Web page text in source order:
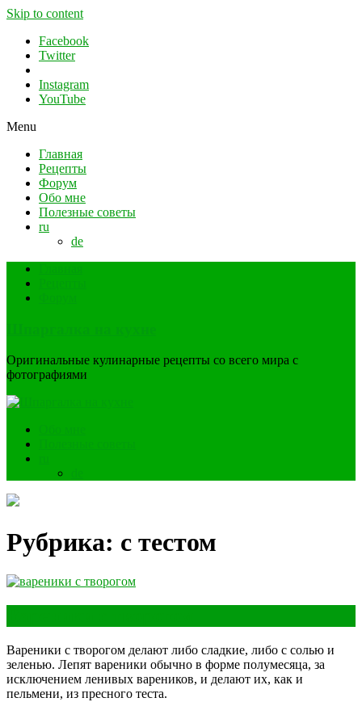
Skip to content
Facebook
Twitter
Instagram
YouTube
Menu
Главная
Рецепты
Форум
Обо мне
Полезные советы
ru
de
Оригинальные кулинарные рецепты со всего мира с
фотографиями
Рубрика: с тестом
Вареники с творогом делают либо сладкие, либо с солью и
зеленью. Лепят вареники обычно в форме полумесяца, за
исключением ленивых вареников, и делают их, как и
пельмени, из пресного теста.